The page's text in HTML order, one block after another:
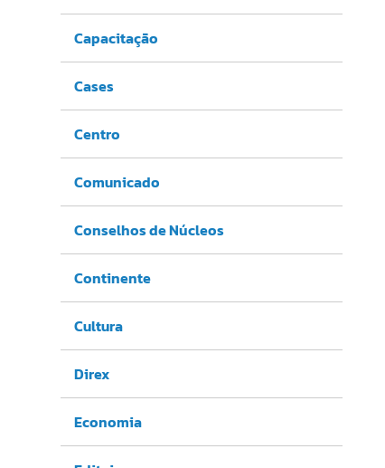
Capacitação
Cases
Centro
Comunicado
Conselhos de Núcleos
Continente
Cultura
Direx
Economia